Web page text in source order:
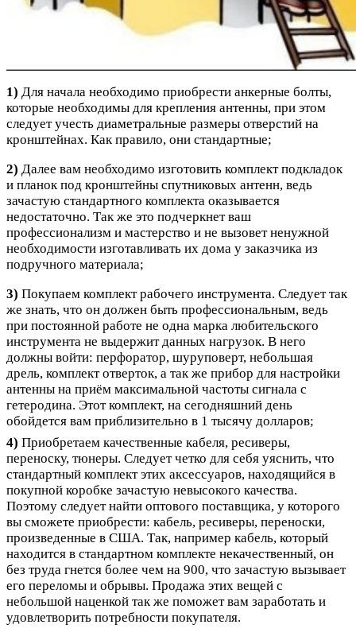
1) Для начала необходимо приобрести анкерные болты,
которые необходимы для крепления антенны, при этом
следует учесть диаметральные размеры отверстий на
кронштейнах. Как правило, они стандартные;
2) Далее вам необходимо изготовить комплект подкладок
и планок под кронштейны спутниковых антенн, ведь
зачастую стандартного комплекта оказывается
недостаточно. Так же это подчеркнет ваш
профессионализм и мастерство и не вызовет ненужной
необходимости изготавливать их дома у заказчика из
подручного материала;
3) Покупаем комплект рабочего инструмента. Следует так
же знать, что он должен быть профессиональным, ведь
при постоянной работе не одна марка любительского
инструмента не выдержит данных нагрузок. В него
должны войти: перфоратор, шуруповерт, небольшая
дрель, комплект отверток, а так же прибор для настройки
антенны на приём максимальной частоты сигнала с
гетеродина. Этот комплект, на сегодняшний день
обойдется вам приблизительно в 1 тысячу долларов;
4) Приобретаем качественные кабеля, ресиверы,
переноску, тюнеры. Следует четко для себя уяснить, что
стандартный комплект этих аксессуаров, находящийся в
покупной коробке зачастую невысокого качества.
Поэтому следует найти оптового поставщика, у которого
вы сможете приобрести: кабель, ресиверы, переноски,
произведенные в США. Так, например кабель, который
находится в стандартном комплекте некачественный, он
без труда гнется более чем на 900, что зачастую вызывает
его переломы и обрывы. Продажа этих вещей с
небольшой наценкой так же поможет вам заработать и
удовлетворить потребности покупателя.